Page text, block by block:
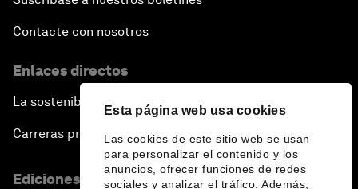
Esta página web usa cookies
Las cookies de este sitio web se usan
para personalizar el contenido y los
anuncios, ofrecer funciones de redes
sociales y analizar el tráfico. Además,
Contacte con nosotros
Enlaces directos
La sostenibilidad en el Foro
Carreras profesionales
Ediciones en otros idiomas